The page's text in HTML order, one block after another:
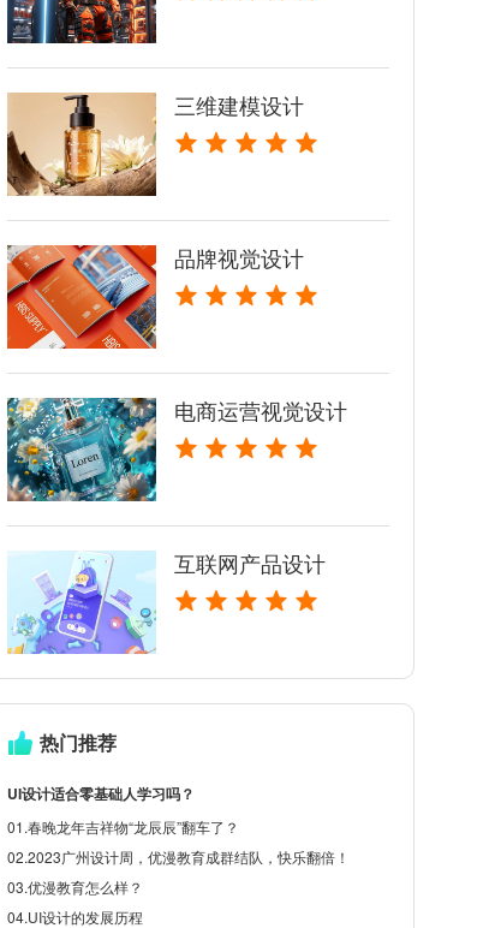
三维建模设计
品牌视觉设计
电商运营视觉设计
互联网产品设计
热门推荐
UI设计适合零基础人学习吗？
01.春晚龙年吉祥物“龙辰辰”翻车了？
02.2023广州设计周，优漫教育成群结队，快乐翻倍！
03.优漫教育怎么样？
04.UI设计的发展历程